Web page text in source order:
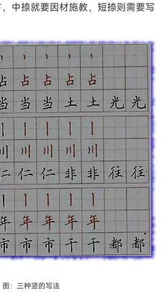
中捺就要因材施教，短捺则需要写
图：三种竖的写法